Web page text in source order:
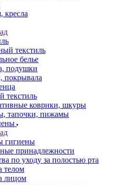
кресла
текстиль
белье
подушки
покрывала
текстиль
коврики, шкуры
тапочки, пижамы
гигиены
принадлежности
по уходу за полостью рта
телом
лицом